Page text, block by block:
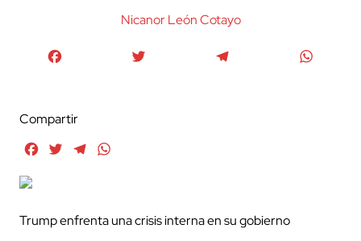
Nicanor León Cotayo
Compartir
FacebookTwitterTelegram
Trump enfrenta una crisis interna en su gobierno